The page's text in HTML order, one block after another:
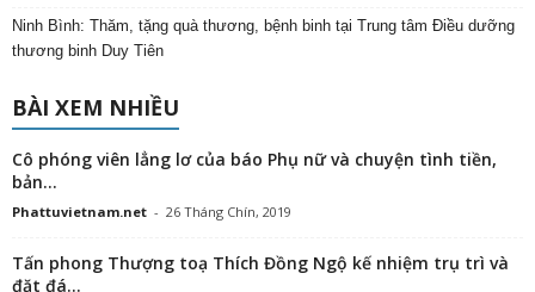
Ninh Bình: Thăm, tặng quà thương, bệnh binh tại Trung tâm Điều dưỡng
thương binh Duy Tiên
BÀI XEM NHIỀU
Cô phóng viên lẳng lơ của báo Phụ nữ và chuyện tình tiền,
bản...
Phattuvietnam.net - 26 Tháng Chín, 2019
Tấn phong Thượng toạ Thích Đồng Ngộ kế nhiệm trụ trì và
đặt đá...